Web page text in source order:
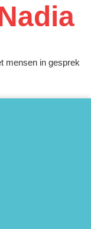
mensen in gesprek